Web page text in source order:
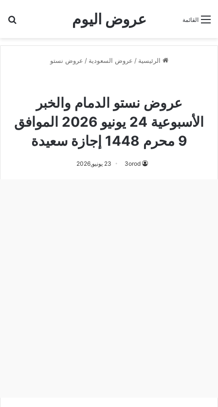
عروض اليوم القائمة
الرئيسية / عروض السعودية / عروض نستو
عروض نستو الدمام والخبر
الأسبوعية 24 يونيو 2026 الموافق
9 محرم 1448 إجازة سعيدة
3orod 23 يونيو,2026